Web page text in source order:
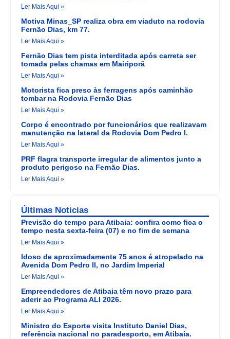
Ler Mais Aqui »
Motiva Minas_SP realiza obra em viaduto na rodovia
Fernão Dias, km 77.
Ler Mais Aqui »
Fernão Dias tem pista interditada após carreta ser
tomada pelas chamas em Mairiporã
Ler Mais Aqui »
Motorista fica preso às ferragens após caminhão
tombar na Rodovia Fernão Dias
Ler Mais Aqui »
Corpo é encontrado por funcionários que realizavam
manutenção na lateral da Rodovia Dom Pedro I.
Ler Mais Aqui »
PRF flagra transporte irregular de alimentos junto a
produto perigoso na Fernão Dias.
Ler Mais Aqui »
Últimas Noticias
Previsão do tempo para Atibaia: confira como fica o
tempo nesta sexta-feira (07) e no fim de semana
Ler Mais Aqui »
Idoso de aproximadamente 75 anos é atropelado na
Avenida Dom Pedro II, no Jardim Imperial
Ler Mais Aqui »
Empreendedores de Atibaia têm novo prazo para
aderir ao Programa ALI 2026.
Ler Mais Aqui »
Ministro do Esporte visita Instituto Daniel Dias,
referência nacional no paradesporto, em Atibaia.